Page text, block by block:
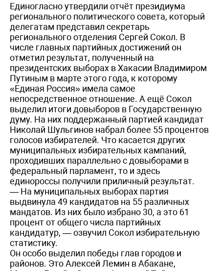
Единогласно утвердили отчёт президиума
регионального политического совета, который
делегатам представил секретарь
регионального отделения Сергей Сокол. В
числе главных партийных достижений он
отметил результат, полученный на
президентских выборах в Хакасии Владимиром
Путиным в марте этого года, к которому
«Единая Россия» имела самое
непосредственное отношение. А ещё Сокол
выделил итоги довыборов в Государственную
думу. На них поддержанный партией кандидат
Николай Шульгинов набрал более 55 процентов
голосов избирателей. Что касается других
муниципальных избирательных кампаний,
проходивших параллельно с довыборами в
федеральный парламент, то и здесь
единороссы получили приличный результат.
— На муниципальных выборах партия
выдвинула 49 кандидатов на 55 различных
мандатов. Из них было избрано 30, а это 61
процент от общего числа партийных
кандидатур, — озвучил Сокол избирательную
статистику.
Он особо выделил победы глав городов и
районов. Это Алексей Лемин в Абакане,